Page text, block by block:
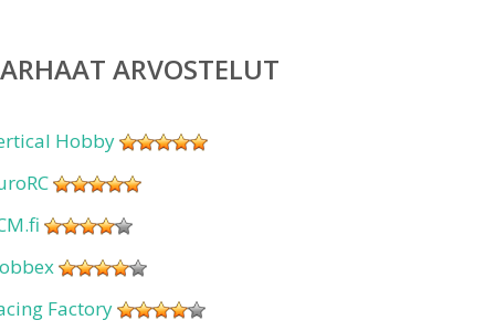
ARVOSTELUT
Hobby
Factory